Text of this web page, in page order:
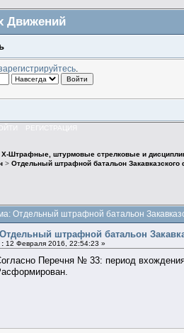
Движений
.
РЕГИСТРАЦИЯ
X-Штрафные, штурмовые стрелковые и
> Отдельный штрафной батальон Закавказского
Отдельный штрафной батальон
Отдельный штрафной батальон
:12 Февраля 2016, 22:54:23 »
Перечня № 33: период